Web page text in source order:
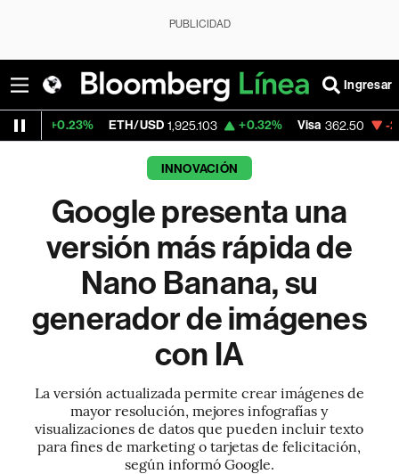
PUBLICIDAD
Ingresar
ETH/USD 1,925.103 +0.32% Visa 362.50 -2.15%
INNOVACIÓN
Google presenta una
versión más rápida de
Nano Banana, su
generador de imágenes
con IA
La versión actualizada permite crear imágenes de
mayor resolución, mejores infografías y
visualizaciones de datos que pueden incluir texto
para fines de marketing o tarjetas de felicitación,
según informó Google.